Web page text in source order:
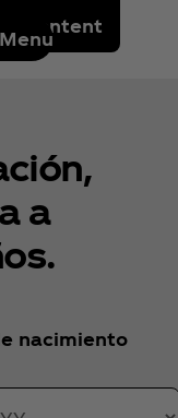
content
Menu
a
nacimiento
Birth year